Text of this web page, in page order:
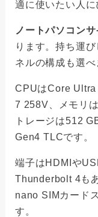
適に使いたい人に
ノートパソコン
ります。持ち運
ネルの構成も選べ
CPUはCore Ultra
7 258V、メモリ
トレージは512
Gen4 TLCです。
端子はHDMIや
Thunderbolt 4も
nano SIMカード
す。